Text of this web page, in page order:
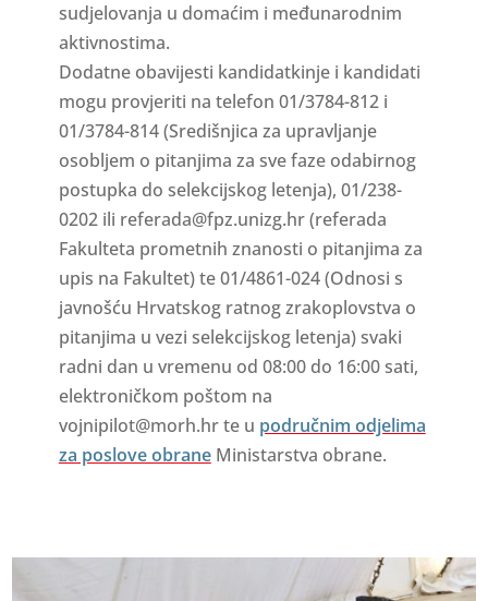
sudjelovanja u domaćim i međunarodnim
aktivnostima.
Dodatne obavijesti kandidatkinje i kandidati
mogu provjeriti na telefon 01/3784-812 i
01/3784-814 (Središnjica za upravljanje
osobljem o pitanjima za sve faze odabirnog
postupka do selekcijskog letenja), 01/238-
0202 ili referada@fpz.unizg.hr (referada
Fakulteta prometnih znanosti o pitanjima za
upis na Fakultet) te 01/4861-024 (Odnosi s
javnošću Hrvatskog ratnog zrakoplovstva o
pitanjima u vezi selekcijskog letenja) svaki
radni dan u vremenu od 08:00 do 16:00 sati,
elektroničkom poštom na
vojnipilot@morh.hr te u područnim odjelima
za poslove obraneMinistarstva obrane.